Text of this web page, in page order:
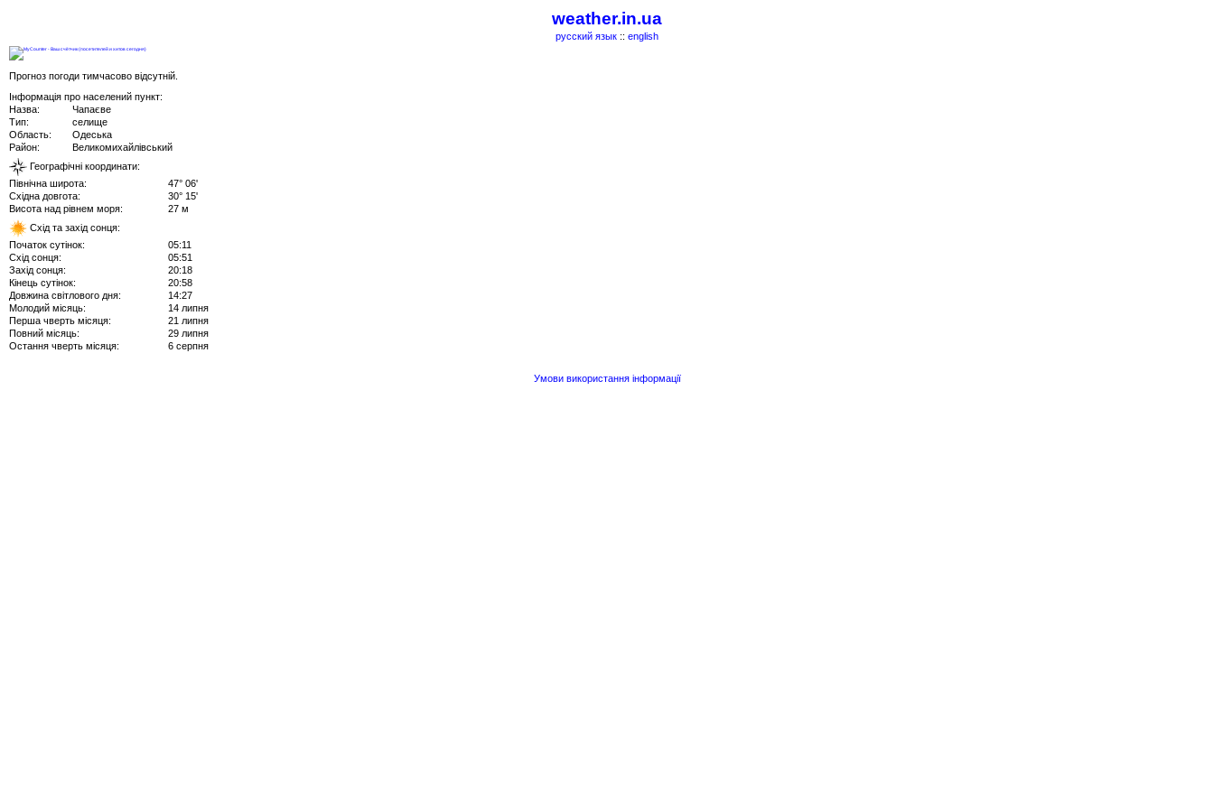
weather.in.ua
русский язык :: english
Прогноз погоди тимчасово відсутній.
Інформація про населений пункт:
Назва:
Чапаєве
Тип:
селище
Область:
Одеська
Район:
Великомихайлівський
Географічні координати:
Північна широта:
47° 06'
Східна довгота:
30° 15'
Висота над рівнем моря:
27 м
Схід та захід сонця:
Початок сутінок:
05:11
Схід сонця:
05:51
Захід сонця:
20:18
Кінець сутінок:
20:58
Довжина світлового дня:
14:27
Молодий місяць:
14 липня
Перша чверть місяця:
21 липня
Повний місяць:
29 липня
Остання чверть місяця:
6 серпня
Умови використання інформації